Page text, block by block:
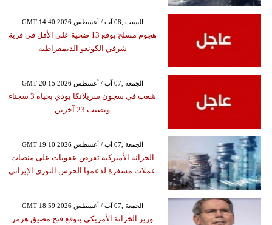
GMT 14:40 2026 السبت ,08 آب / أغسطس
هجوم مسلح يوقع 13 ضحية على الأقل في قرية
شرقي الكونغو الديمقراطية
GMT 20:15 2026 الجمعة ,07 آب / أغسطس
شغب في سجون سريلانكا يودي بحياة 3 سجناء
ويصيب 23 آخرين
GMT 19:10 2026 الجمعة ,07 آب / أغسطس
الخزانة الأميركية تفرض عقوبات على منصات
عملات مشفرة لدعمها الحرس الثوري الإيراني
GMT 18:59 2026 الجمعة ,07 آب / أغسطس
وزير الخزانة الأمريكي يتوقع فتح مضيق هرمز